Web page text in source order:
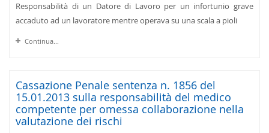
Responsabilità di un Datore di Lavoro per un infortunio grave
accaduto ad un lavoratore mentre operava su una scala a pioli
Continua...
Cassazione Penale sentenza n. 1856 del
15.01.2013 sulla responsabilità del medico
competente per omessa collaborazione nella
valutazione dei rischi